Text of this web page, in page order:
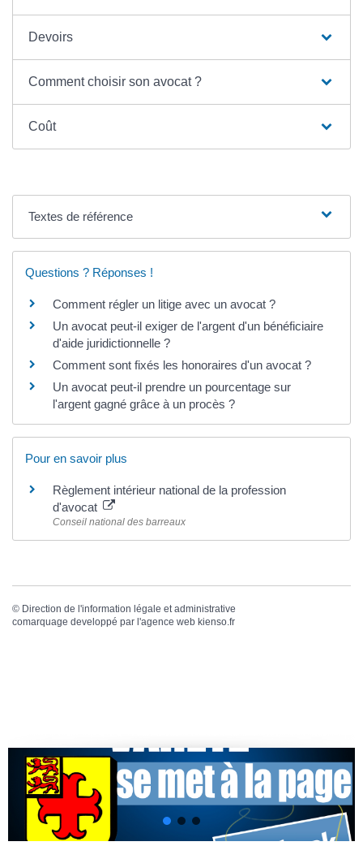
Devoirs
Comment choisir son avocat ?
Coût
Textes de référence
Questions ? Réponses !
Comment régler un litige avec un avocat ?
Un avocat peut-il exiger de l'argent d'un bénéficiaire
d'aide juridictionnelle ?
Comment sont fixés les honoraires d'un avocat ?
Un avocat peut-il prendre un pourcentage sur
l'argent gagné grâce à un procès ?
Pour en savoir plus
Règlement intérieur national de la profession
d'avocat
Conseil national des barreaux
© Direction de l'information légale et administrative
comarquage developpé par l'agence web kienso.fr